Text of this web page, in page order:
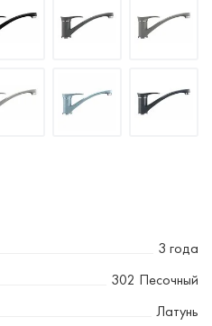
3 года
302 Песочный
Латунь